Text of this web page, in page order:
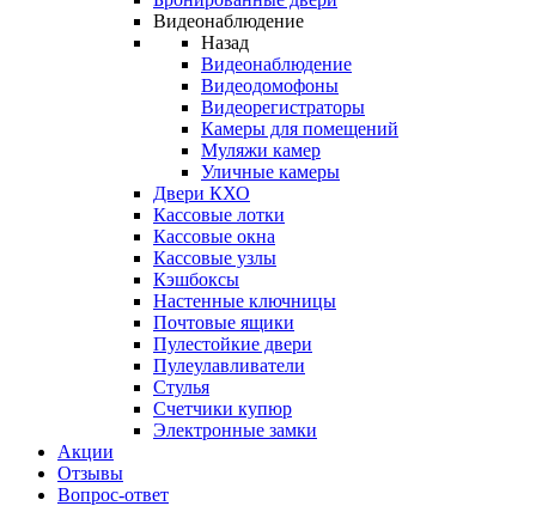
Видеонаблюдение
Назад
Видеонаблюдение
Видеодомофоны
Видеорегистраторы
Камеры для помещений
Муляжи камер
Уличные камеры
Двери КХО
Кассовые лотки
Кассовые окна
Кассовые узлы
Кэшбоксы
Настенные ключницы
Почтовые ящики
Пулестойкие двери
Пулеулавливатели
Стулья
Счетчики купюр
Электронные замки
Акции
Отзывы
Вопрос-ответ